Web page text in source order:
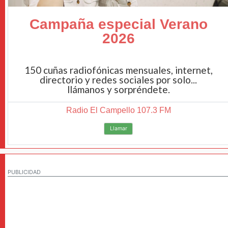
Campaña especial Verano
2026
150 cuñas radiofónicas mensuales, internet,
directorio y redes sociales por solo...
llámanos y sorpréndete.
Radio El Campello 107.3 FM
Llamar
PUBLICIDAD